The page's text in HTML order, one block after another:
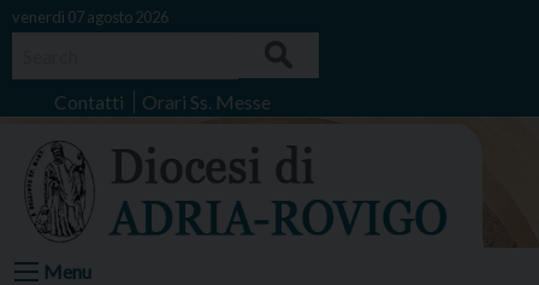
Skip
venerdì 07 agosto 2026
Contatti Orari Ss. Messe
Menu